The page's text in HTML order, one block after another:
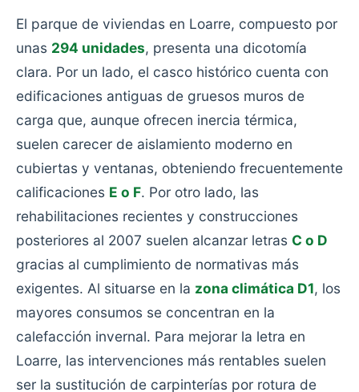
El parque de viviendas en Loarre, compuesto por
unas 294 unidades, presenta una dicotomía
clara. Por un lado, el casco histórico cuenta con
edificaciones antiguas de gruesos muros de
carga que, aunque ofrecen inercia térmica,
suelen carecer de aislamiento moderno en
cubiertas y ventanas, obteniendo frecuentemente
calificaciones E o F. Por otro lado, las
rehabilitaciones recientes y construcciones
posteriores al 2007 suelen alcanzar letras C o D
gracias al cumplimiento de normativas más
exigentes. Al situarse en la zona climática D1, los
mayores consumos se concentran en la
calefacción invernal. Para mejorar la letra en
Loarre, las intervenciones más rentables suelen
ser la sustitución de carpinterías por rotura de